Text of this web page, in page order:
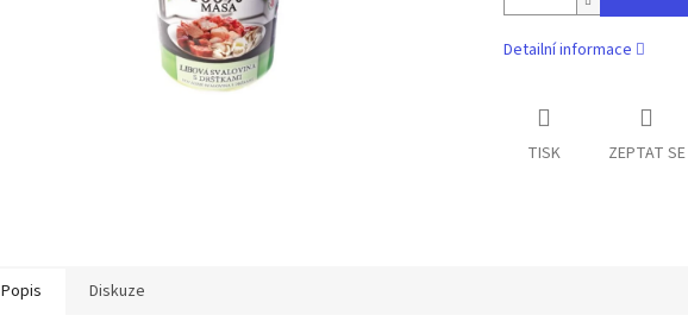
Detailní informace
TISK ZEPTAT SE
Popis Diskuze